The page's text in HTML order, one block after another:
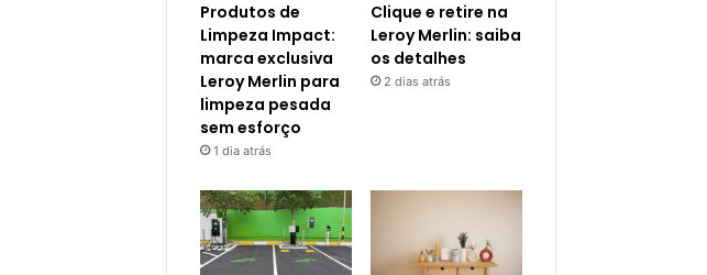
Produtos de
Limpeza Impact:
marca exclusiva
Leroy Merlin para
limpeza pesada
sem esforço
1 dia atrás
Clique e retire na
Leroy Merlin: saiba
os detalhes
2 dias atrás